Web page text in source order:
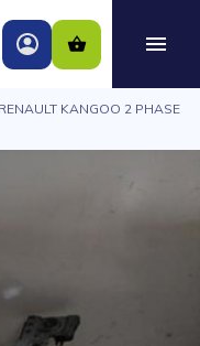
KANGOO 2 PHASE